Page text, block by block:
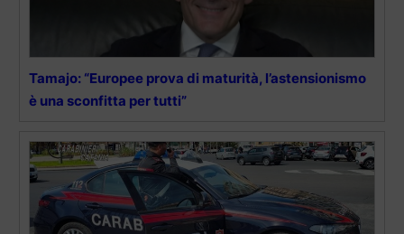
Tamajo: “Europee prova di maturità, l’astensionismo
è una sconfitta per tutti”